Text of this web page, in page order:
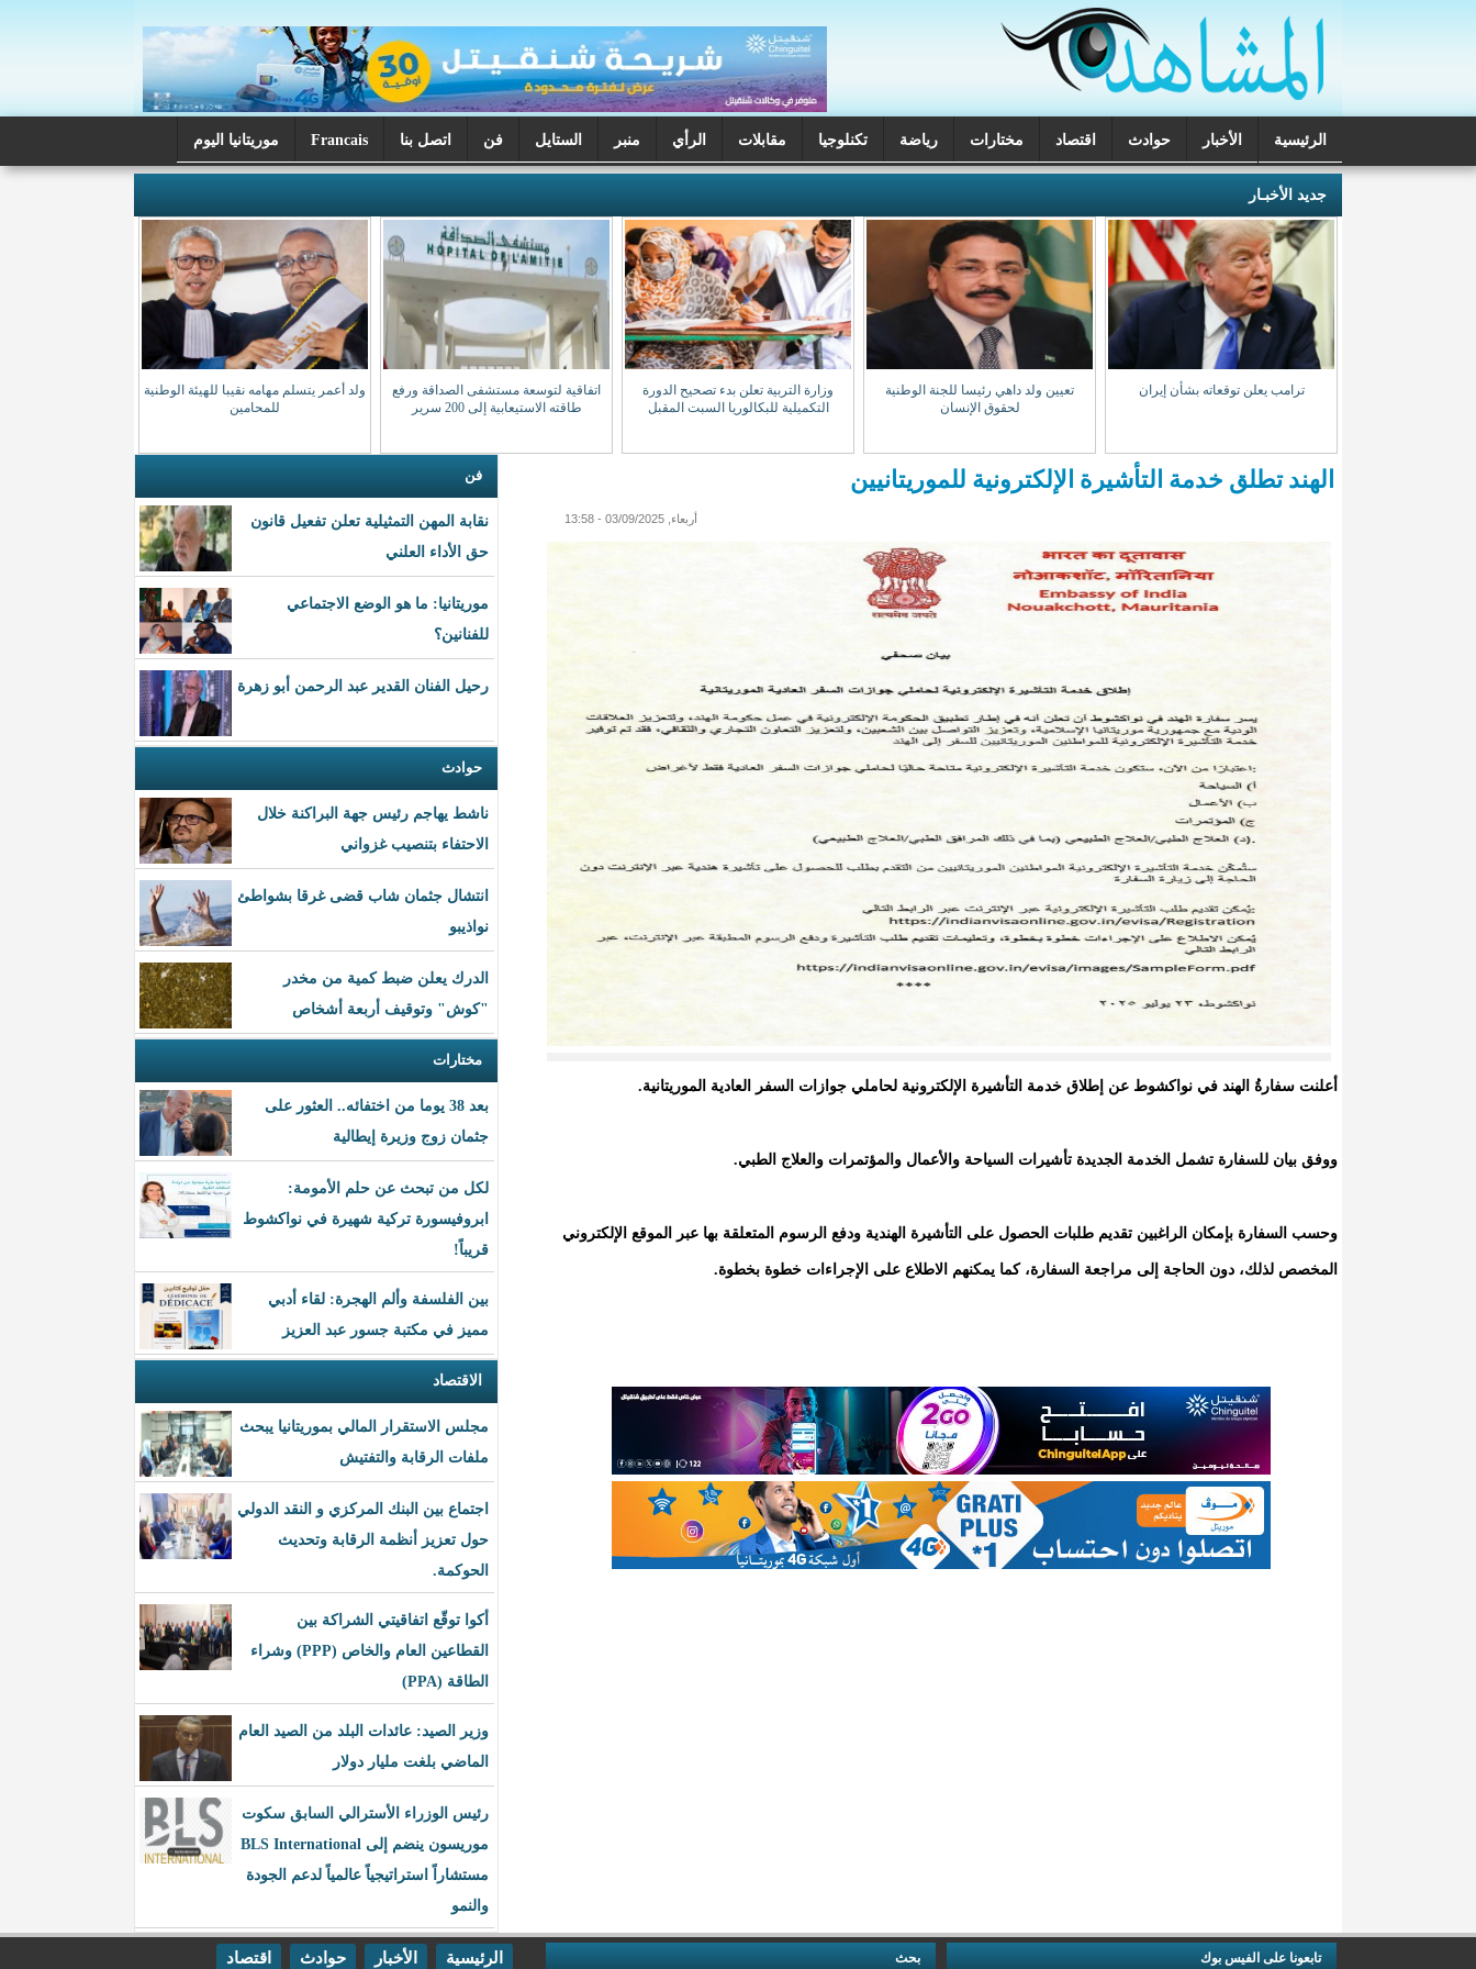
الرئيسية الأخبار حوادث اقتصاد مختارات رياضة تكنلوجيا مقابلات الرأي منبر الستايل فن اتصل بنا Francais موريتانيا اليوم
تحقيقات
جديد الأخبـار
ترامب يعلن توقعاته بشأن إيران
تعيين ولد داهي رئيسا للجنة الوطنية
لحقوق الإنسان
وزارة التربية تعلن بدء تصحيح الدورة
التكميلية للبكالوريا السبت المقبل
اتفاقية لتوسعة مستشفى الصداقة ورفع
طاقته الاستيعابية إلى 200 سرير
ولد أعمر يتسلم مهامه نقيبا للهيئة الوطنية
للمحامين
فن
نقابة المهن التمثيلية تعلن تفعيل قانون
حق الأداء العلني
موريتانيا: ما هو الوضع الاجتماعي
للفنانين؟
رحيل الفنان القدير عبد الرحمن أبو زهرة
حوادث
ناشط يهاجم رئيس جهة البراكنة خلال
الاحتفاء بتنصيب غزواني
انتشال جثمان شاب قضى غرقا بشواطئ
نواذيبو
الدرك يعلن ضبط كمية من مخدر
"كوش" وتوقيف أربعة أشخاص
مختارات
بعد 38 يوما من اختفائه.. العثور على
جثمان زوج وزيرة إيطالية
لكل من تبحث عن حلم الأمومة:
ابروفيسورة تركية شهيرة في نواكشوط
قريباً!
بين الفلسفة وألم الهجرة: لقاء أدبي
مميز في مكتبة جسور عبد العزيز
الاقتصاد
مجلس الاستقرار المالي بموريتانيا يبحث
ملفات الرقابة والتفتيش
اجتماع بين البنك المركزي و النقد الدولي
حول تعزيز أنظمة الرقابة وتحديث
الحوكمة.
أكوا توقّع اتفاقيتي الشراكة بين
القطاعين العام والخاص (PPP) وشراء
الطاقة (PPA)
وزير الصيد: عائدات البلد من الصيد العام
الماضي بلغت مليار دولار
رئيس الوزراء الأسترالي السابق سكوت
موريسون ينضم إلى BLS International
مستشاراً استراتيجياً عالمياً لدعم الجودة
والنمو
الهند تطلق خدمة التأشيرة الإلكترونية للموريتانيين
أربعاء, 03/09/2025 - 13:58
أعلنت سفارةُ الهند في نواكشوط عن إطلاق خدمة التأشيرة الإلكترونية لحاملي جوازات السفر العادية الموريتانية.
ووفق بيان للسفارة تشمل الخدمة الجديدة تأشيرات السياحة والأعمال والمؤتمرات والعلاج الطبي.
وحسب السفارة بإمكان الراغبين تقديم طلبات الحصول على التأشيرة الهندية ودفع الرسوم المتعلقة بها عبر الموقع الإلكتروني
المخصص لذلك، دون الحاجة إلى مراجعة السفارة، كما يمكنهم الاطلاع على الإجراءات خطوة بخطوة.
تابعونا على الفيس بوك بحث الرئيسية الأخبار حوادث اقتصاد